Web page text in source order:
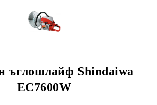
ъглошлайф Shindaiwa
EC7600W